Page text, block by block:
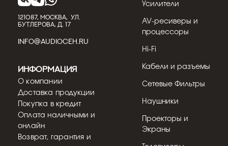
121087, МОСКВА, УЛ.
БУТЛЕРОВА, Д. 17
INFO@AUDIOCEH.RU
Усилители
AV-ресиверы и
процессоры
Hi-Fi
Кабели и разъемы
Сетевые Фильтры
Наушники
Проекторы и
Экраны
Информация
О компании
Доставка продукции
Покупка в кредит
Оплата наличными и
онлайн
Возврат, гарантия и